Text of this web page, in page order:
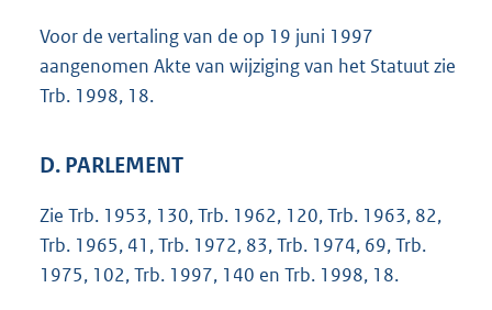
Voor de vertaling van de op 19 juni 1997
aangenomen Akte van wijziging van het Statuut zie
Trb. 1998, 18.
D. PARLEMENT
Zie Trb. 1953, 130, Trb. 1962, 120, Trb. 1963, 82,
Trb. 1965, 41, Trb. 1972, 83, Trb. 1974, 69, Trb.
1975, 102, Trb. 1997, 140 en Trb. 1998, 18.